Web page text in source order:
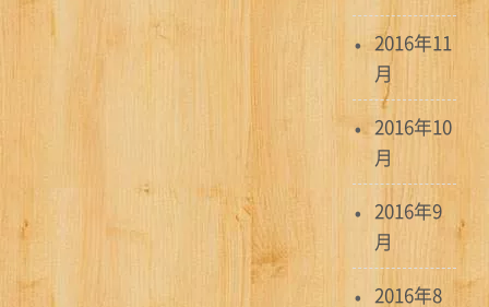
2016年11
月
2016年10
月
2016年9
月
2016年8